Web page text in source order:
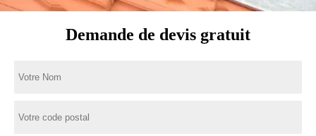
Demande de devis gratuit